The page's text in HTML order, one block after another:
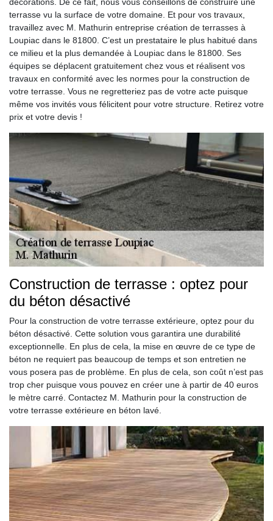
terrasse vu la surface de votre domaine. Et pour vos travaux,
travaillez avec M. Mathurin entreprise création de terrasses à
Loupiac dans le 81800. C’est un prestataire le plus habitué dans
ce milieu et la plus demandée à Loupiac dans le 81800. Ses
équipes se déplacent gratuitement chez vous et réalisent vos
travaux en conformité avec les normes pour la construction de
votre terrasse. Vous ne regretteriez pas de votre acte puisque
même vos invités vous félicitent pour votre structure. Retirez votre
prix et votre devis !
Construction de terrasse : optez pour
du béton désactivé
Pour la construction de votre terrasse extérieure, optez pour du
béton désactivé. Cette solution vous garantira une durabilité
exceptionnelle. En plus de cela, la mise en œuvre de ce type de
béton ne requiert pas beaucoup de temps et son entretien ne
vous posera pas de problème. En plus de cela, son coût n’est pas
trop cher puisque vous pouvez en créer une à partir de 40 euros
le mètre carré. Contactez M. Mathurin pour la construction de
votre terrasse extérieure en béton lavé.